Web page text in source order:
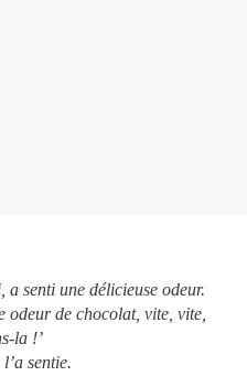
senti une délicieuse odeur.
odeur de chocolat, vite, vite,
la !’
sentie.